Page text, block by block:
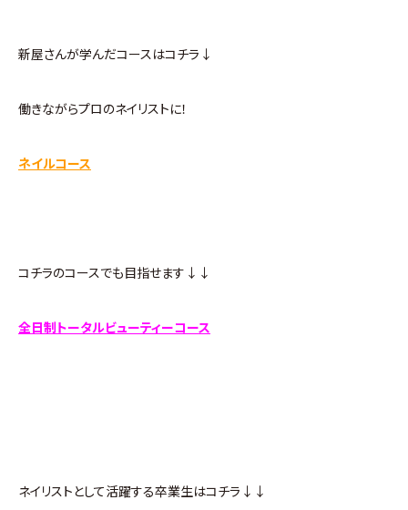
新屋さんが学んだコースはコチラ↓
働きながらプロのネイリストに！
ネイルコース
コチラのコースでも目指せます↓↓
全日制トータルビューティーコース
ネイリストとして活躍する卒業生はコチラ↓↓